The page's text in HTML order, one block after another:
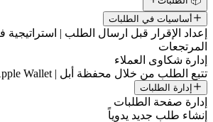
أساسيات في الطلبات
إعداد الإقرار قبل ارسال الطلب | استراتيجية
المرتجعات
إدارة شكاوى العملاء
تتبع الطلب من خلال محفظة أبل | Apple Wallet
إدارة الطلبات
إدارة صفحة الطلبات
إنشاء طلب جديد يدوياً